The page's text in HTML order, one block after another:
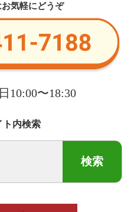
気軽にどうぞ
10:00〜18:30
ト内検索
検索